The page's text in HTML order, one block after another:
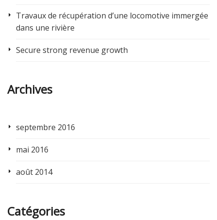
Travaux de récupération d’une locomotive immergée
dans une rivière
Secure strong revenue growth
Archives
septembre 2016
mai 2016
août 2014
Catégories